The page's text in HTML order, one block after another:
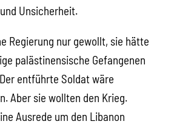
Unsicherheit.
Regierung nur gewollt, sie hätte
palästinensische Gefangenen
entführte Soldat wäre
Aber sie wollten den Krieg.
Ausrede um den Libanon